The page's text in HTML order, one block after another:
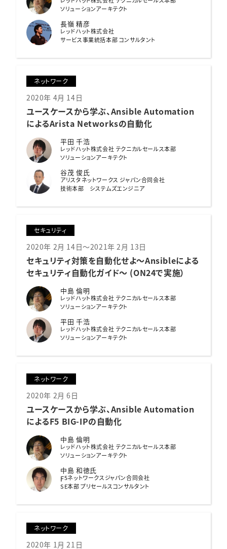
ソリューションアーキテクト
長嶺 精彦
レッドハット株式会社
サービス事業統括本部 コンサルタント
ネットワーク
2020年 4月 14日
ユースケースから学ぶ、Ansible Automation
によるArista Networksの自動化
平田 千浩
レッドハット株式会社 テクニカルセールス本部
ソリューションアーキテクト
谷茂 俊氏
アリスタネットワークス ジャパン合同会社
技術本部 システムズエンジニア
セキュリティ
2020年 2月 14日～2021年 2月 13日
セキュリティ対策を自動化せよ〜Ansibleによる
セキュリティ自動化ガイド〜 (ON24で実施）
中島 倫明
レッドハット株式会社 テクニカルセールス本部
ソリューションアーキテクト
平田 千浩
レッドハット株式会社 テクニカルセールス本部
ソリューションアーキテクト
ネットワーク
2020年 2月 6日
ユースケースから学ぶ、Ansible Automation
によるF5 BIG-IPの自動化
中島 倫明
レッドハット株式会社 テクニカルセールス本部
ソリューションアーキテクト
中島 和徳氏
F5ネットワークスジャパン合同会社
SE本部 プリセールスコンサルタント
ネットワーク
2020年 1月 21日